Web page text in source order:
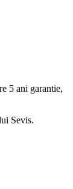
5 ani garantie,
Sevis.